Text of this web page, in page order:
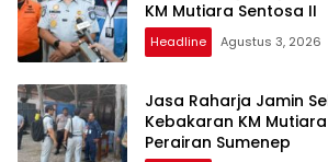
KM Mutiara Sentosa II
Headline Agustus 3, 2026
Jasa Raharja Jamin
Kebakaran KM
Perairan Sumenep